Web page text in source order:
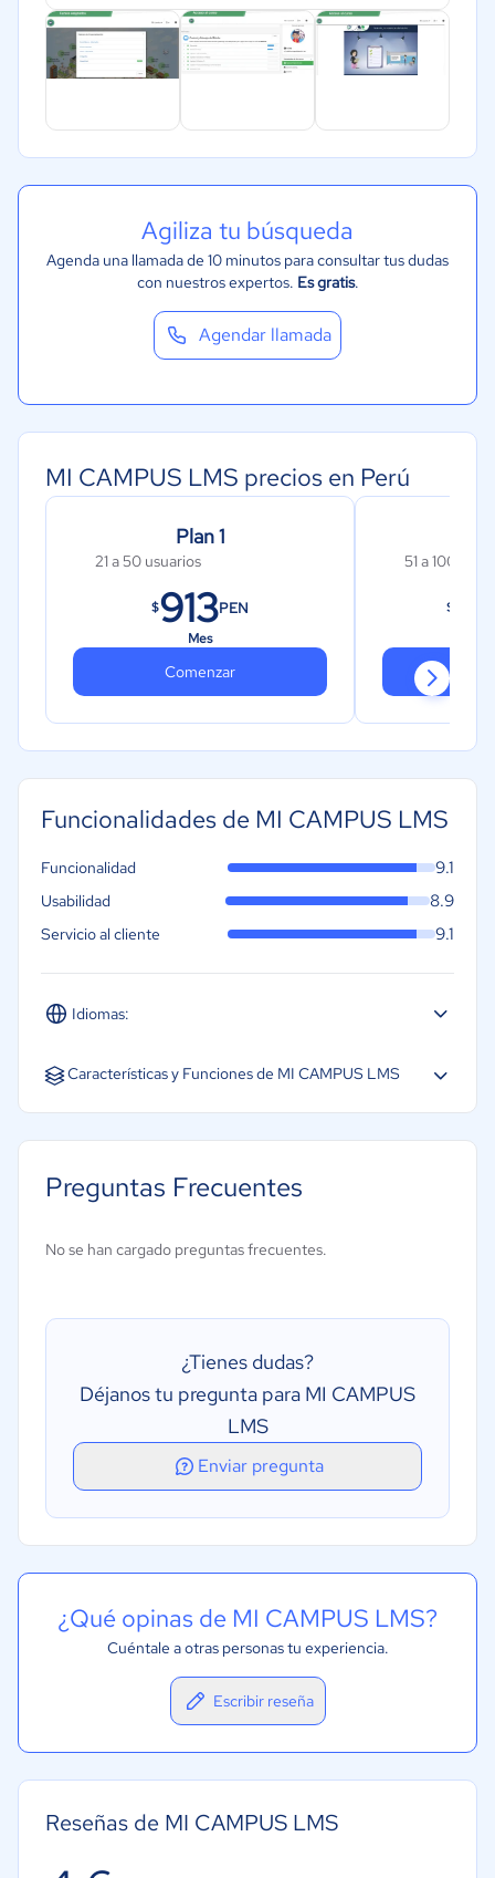
Agiliza tu búsqueda
Agenda una llamada de 10 minutos para consultar tus dudas
con nuestros expertos. Es gratis.
Agendar llamada
MI CAMPUS LMS precios en Perú
Plan 1
21 a 50 usuarios
$913PEN
Mes
Comenzar
51 a 100
$
Funcionalidades de MI CAMPUS LMS
Idiomas:
Español
Funcionalidad 9.1
Usabilidad 8.9
Servicio al cliente 9.1
Características y Funciones de MI CAMPUS LMS
Gestión de vídeos
Cursos de autoformación
Creación de tests y cuestionarios
Preguntas Frecuentes
No se han cargado preguntas frecuentes.
¿Tienes dudas?
Déjanos tu pregunta para MI CAMPUS
LMS
Enviar pregunta
¿Qué opinas de MI CAMPUS LMS?
Cuéntale a otras personas tu experiencia.
Escribir reseña
Reseñas de MI CAMPUS LMS